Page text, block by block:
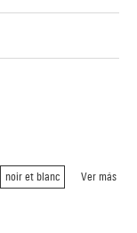
noir et blanc Ver más